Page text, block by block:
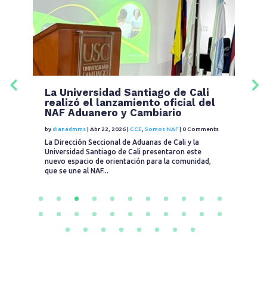
La Universidad Santiago de Cali
realizó el lanzamiento oficial del
NAF Aduanero y Cambiario
by dianadmms | Abr 22, 2026 | CCE, Somos NAF | 0 Comments
La Dirección Seccional de Aduanas de Cali y la
Universidad Santiago de Cali presentaron este
nuevo espacio de orientación para la comunidad,
que se une al NAF...